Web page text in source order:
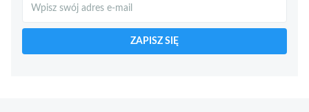
ZAPISZ SIĘ